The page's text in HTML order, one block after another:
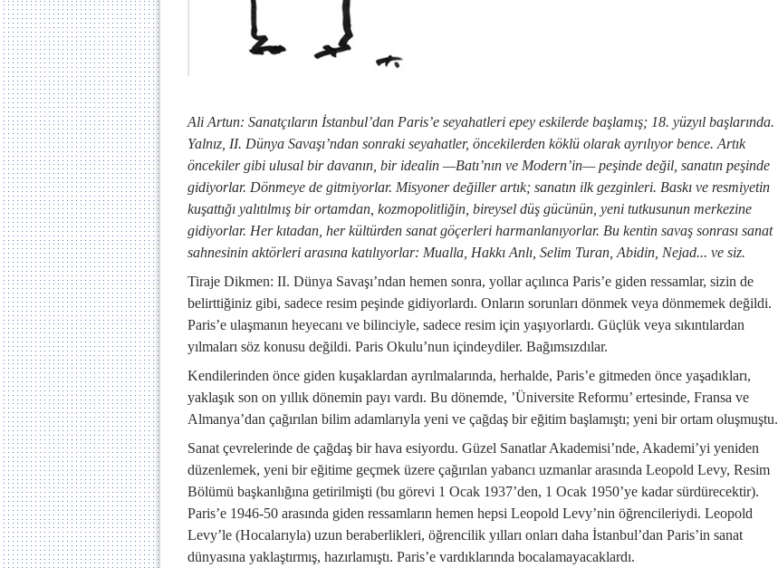
Ali Artun: Sanatçıların İstanbul’dan Paris’e seyahatleri epey eskilerde başlamış; 18. yüzyıl başlarında.
Yalnız, II. Dünya Savaşı’ndan sonraki seyahatler, öncekilerden köklü olarak ayrılıyor bence. Artık
öncekiler gibi ulusal bir davanın, bir idealin —Batı’nın ve Modern’in— peşinde değil, sanatın peşinde
gidiyorlar. Dönmeye de gitmiyorlar. Misyoner değiller artık; sanatın ilk gezginleri. Baskı ve resmiyetin
kuşattığı yalıtılmış bir ortamdan, kozmopolitliğin, bireysel düş gücünün, yeni tutkusunun merkezine
gidiyorlar. Her kıtadan, her kültürden sanat göçerleri harmanlanıyorlar. Bu kentin savaş sonrası sanat
sahnesinin aktörleri arasına katılıyorlar: Mualla, Hakkı Anlı, Selim Turan, Abidin, Nejad... ve siz.
Tiraje Dikmen: II. Dünya Savaşı’ndan hemen sonra, yollar açılınca Paris’e giden ressamlar, sizin de
belirttiğiniz gibi, sadece resim peşinde gidiyorlardı. Onların sorunları dönmek veya dönmemek değildi.
Paris’e ulaşmanın heyecanı ve bilinciyle, sadece resim için yaşıyorlardı. Güçlük veya sıkıntılardan
yılmaları söz konusu değildi. Paris Okulu’nun içindeydiler. Bağımsızdılar.
Kendilerinden önce giden kuşaklardan ayrılmalarında, herhalde, Paris’e gitmeden önce yaşadıkları,
yaklaşık son on yıllık dönemin payı vardı. Bu dönemde, ’Üniversite Reformu’ ertesinde, Fransa ve
Almanya’dan çağırılan bilim adamlarıyla yeni ve çağdaş bir eğitim başlamıştı; yeni bir ortam oluşmuştu.
Sanat çevrelerinde de çağdaş bir hava esiyordu. Güzel Sanatlar Akademisi’nde, Akademi’yi yeniden
düzenlemek, yeni bir eğitime geçmek üzere çağırılan yabancı uzmanlar arasında Leopold Levy, Resim
Bölümü başkanlığına getirilmişti (bu görevi 1 Ocak 1937’den, 1 Ocak 1950’ye kadar sürdürecektir).
Paris’e 1946-50 arasında giden ressamların hemen hepsi Leopold Levy’nin öğrencileriydi. Leopold
Levy’le (Hocalarıyla) uzun beraberlikleri, öğrencilik yılları onları daha İstanbul’dan Paris’in sanat
dünyasına yaklaştırmış, hazırlamıştı. Paris’e vardıklarında bocalamayacaklardı.